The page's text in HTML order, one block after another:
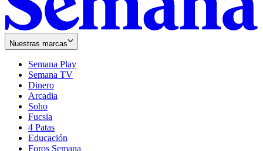
Nuestras marcas
Semana Play
Semana TV
Dinero
Arcadia
Soho
in
new
window
Fucsia
in
new
window
4 Patas
Educación
Foros Semana